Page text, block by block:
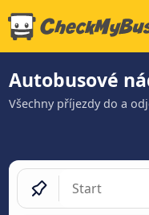
Autobusové
Všechny příjezdy do a